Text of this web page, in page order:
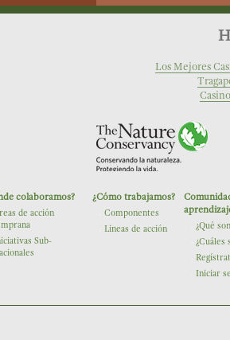
Los Mejores
The Nature Conservancy
colaboramos?
de acción
Sub-
¿Cómo trabajamos?
Componentes
Lineas de acción
¿Qué
¿Cuáles
Iniciar